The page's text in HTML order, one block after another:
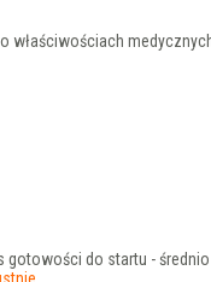
właściwościach
do startu -